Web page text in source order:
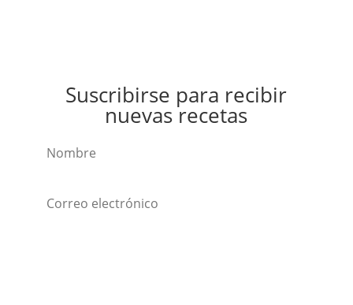
Suscribirse para recibir
nuevas recetas